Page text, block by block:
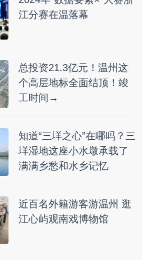
江分赛在温落幕
总投资21.3亿元！温州这
个高层地标全面结顶！竣
工时间→
知道“三垟之心”在哪吗？三
垟湿地这座小水墩承载了
满满乡愁和水乡记忆
近百名外籍游客游温州 逛
江心屿观南戏博物馆